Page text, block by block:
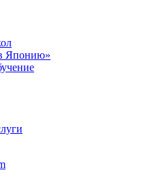
Японию»